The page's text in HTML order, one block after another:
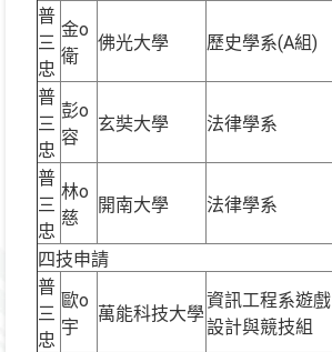
普
三
忠
金o
衛
佛光大學 歷史學系(A組)
普
三
忠
彭o
容
玄奘大學 法律學系
普
三
忠
林o
慈
開南大學 法律學系
四技申請
普
三
忠
歐o
宇
萬能科技大學
資訊工程系遊戲
設計與競技組